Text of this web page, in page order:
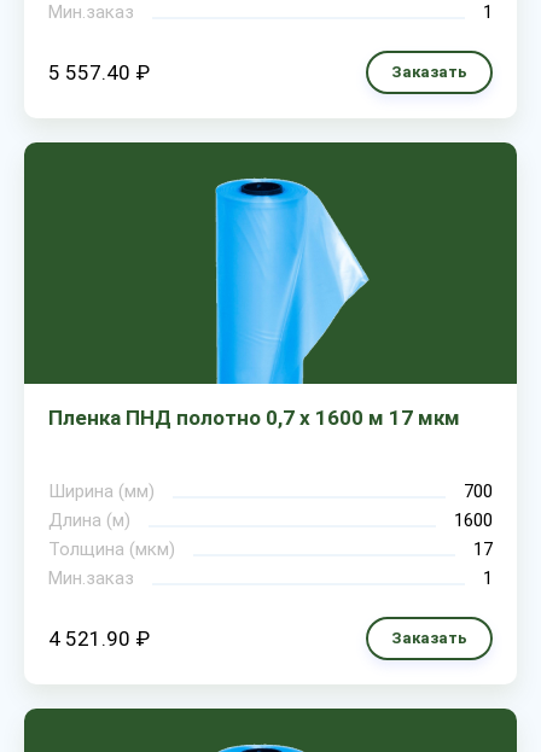
Мин.заказ
1
5 557.40 ₽ Заказать
Пленка ПНД полотно 0,7 х 1600 м 17 мкм
Ширина (мм)
700
Длина (м)
1600
Толщина (мкм)
17
Мин.заказ
1
4 521.90 ₽ Заказать